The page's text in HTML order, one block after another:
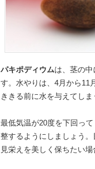
パキポディウムは、茎の
す。水やりは、4月から11
ききる前に水を与えてし
最低気温が20度を下回っ
整するようにしましょう
見栄えを美しく保ちたい